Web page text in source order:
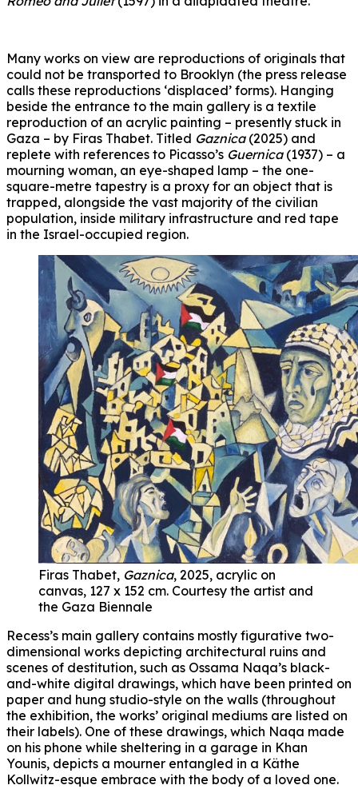
Many works on view are reproductions of originals that
could not be transported to Brooklyn (the press release
calls these reproductions ‘displaced’ forms). Hanging
beside the entrance to the main gallery is a textile
reproduction of an acrylic painting – presently stuck in
Gaza – by Firas Thabet. Titled Gaznica(2025) and
replete with references to Picasso’s Guernica(1937) – a
mourning woman, an eye-shaped lamp – the one-
square-metre tapestry is a proxy for an object that is
trapped, alongside the vast majority of the civilian
population, inside military infrastructure and red tape
in the Israel-occupied region.
Firas Thabet, Gaznica, 2025, acrylic on
canvas, 127 x 152 cm. Courtesy the artist and
the Gaza Biennale
Recess’s main gallery contains mostly figurative two-
dimensional works depicting architectural ruins and
scenes of destitution, such as Ossama Naqa’s black-
and-white digital drawings, which have been printed on
paper and hung studio-style on the walls (throughout
the exhibition, the works’ original mediums are listed on
their labels). One of these drawings, which Naqa made
on his phone while sheltering in a garage in Khan
Younis, depicts a mourner entangled in a Käthe
Kollwitz-esque embrace with the body of a loved one.